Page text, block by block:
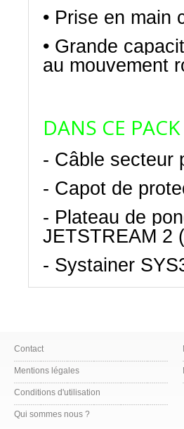
• Prise en main
• Grande
au mouvement
DANS CE PACK
- Câble secteur
- Capot de
- Plateau de
JETSTREAM 2
- Systainer
Contact
Mentions légales
Conditions d'utilisation
Qui sommes nous ?